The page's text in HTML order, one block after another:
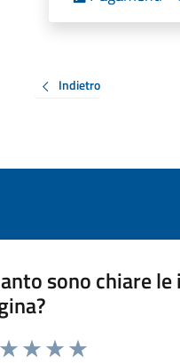
Indietro
sono chiare
da 1 a 5 stelle la pagina